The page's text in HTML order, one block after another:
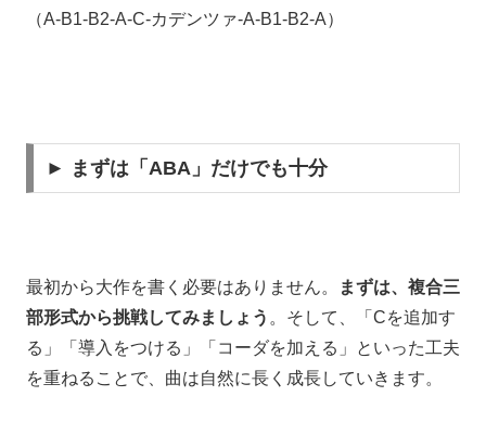
（A-B1-B2-A-C-カデンツァ-A-B1-B2-A）
► まずは「ABA」だけでも十分
最初から大作を書く必要はありません。
まずは、複合三
部形式から挑戦してみましょう 。そして、「Cを追加す
る」「導入をつける」「コーダを加える」といった工夫
を重ねることで、曲は自然に長く成長していきます。